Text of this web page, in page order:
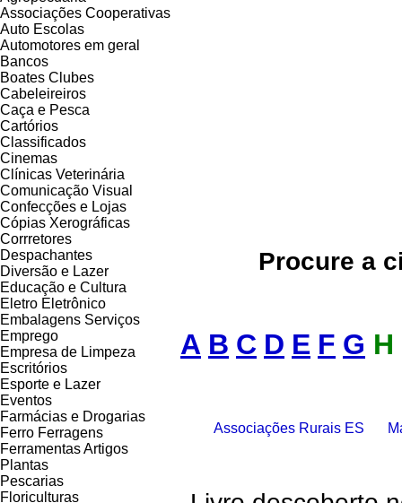
Associações Cooperativas
Auto Escolas
Automotores em geral
Bancos
Boates Clubes
Cabeleireiros
Caça e Pesca
Cartórios
Classificados
Cinemas
Clínicas Veterinária
Comunicação Visual
Confecções e Lojas
Cópias Xerográficas
Corrretores
Despachantes
Diversão e Lazer
Educação e Cultura
Eletro Eletrônico
Embalagens Serviços
Emprego
Empresa de Limpeza
Escritórios
Esporte e Lazer
Eventos
Farmácias e Drogarias
Ferro Ferragens
Ferramentas Artigos
Plantas
Pescarias
Floriculturas
Procure a
A B C D E F G H
Associações Rurais ES